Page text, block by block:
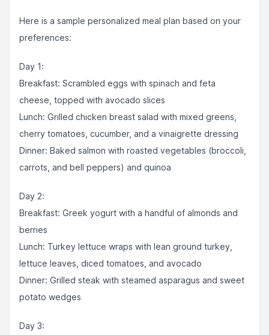
Here is a sample personalized meal plan based on your
preferences:
Day 1:
Breakfast: Scrambled eggs with spinach and feta
cheese, topped with avocado slices
Lunch: Grilled chicken breast salad with mixed greens,
cherry tomatoes, cucumber, and a vinaigrette dressing
Dinner: Baked salmon with roasted vegetables (broccoli,
carrots, and bell peppers) and quinoa
Day 2:
Breakfast: Greek yogurt with a handful of almonds and
berries
Lunch: Turkey lettuce wraps with lean ground turkey,
lettuce leaves, diced tomatoes, and avocado
Dinner: Grilled steak with steamed asparagus and sweet
potato wedges
Day 3: